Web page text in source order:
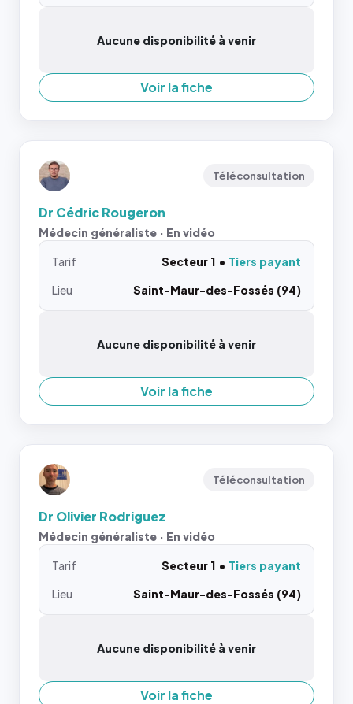
Aucune disponibilité à venir
Voir la fiche
Téléconsultation
Dr Cédric Rougeron
Médecin généraliste · En vidéo
Tarif Secteur 1
Tiers payant
Lieu
Saint-Maur-des-Fossés (94)
Aucune disponibilité à venir
Voir la fiche
Téléconsultation
Dr Olivier Rodriguez
Médecin généraliste · En vidéo
Tarif Secteur 1
Tiers payant
Lieu
Saint-Maur-des-Fossés (94)
Aucune disponibilité à venir
Voir la fiche